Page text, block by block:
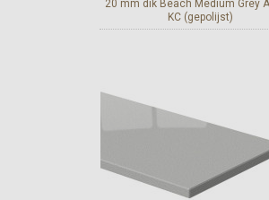
20 mm dik Beach Medium Grey
KC (gepolijst)